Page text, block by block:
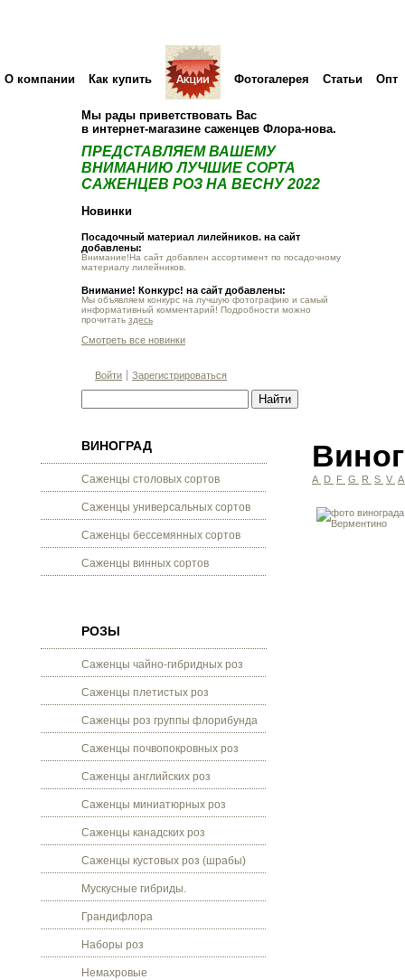
О компании Как купить Фотогалерея Статьи Опт
Мы рады приветствовать Вас
в интернет-магазине саженцев Флора-нова.
ПРЕДСТАВЛЯЕМ ВАШЕМУ
ВНИМАНИЮ ЛУЧШИЕ СОРТА
САЖЕНЦЕВ РОЗ НА ВЕСНУ 2022
Новинки
Посадочный материал лилейников. на сайт
добавлены:
Внимание!На сайт добавлен ассортимент по посадочному
материалу лилейников.
Внимание! Конкурс! на сайт добавлены:
Мы объявляем конкурс на лучшую фотографию и самый
информативный комментарий! Подробности можно
прочитать здесь
Смотреть все новинки
Войти Зарегистрироваться
ВИНОГРАД
Саженцы столовых сортов
Саженцы универсальных сортов
Саженцы бессемянных сортов
Саженцы винных сортов
РОЗЫ
Саженцы чайно-гибридных роз
Саженцы плетистых роз
Саженцы роз группы флорибунда
Саженцы почвопокровных роз
Саженцы английских роз
Саженцы миниатюрных роз
Саженцы канадских роз
Саженцы кустовых роз (шрабы)
Мускусные гибриды.
Грандифлора
Наборы роз
Немахровые
A D F G R S V